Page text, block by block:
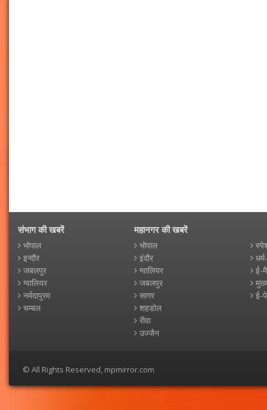
संभाग की खबरें
भोपाल
इन्दौर
जबलपुर
ग्वालियर
नर्मदापुरम
चम्बल
महानगर की खबरें
भोपाल
इंदौर
ग्वालियर
जबलपुर
सागर
शहडोल
रीवा
उज्जैन
ई-
ई-
© All Rights Reserved, mpmirror.com